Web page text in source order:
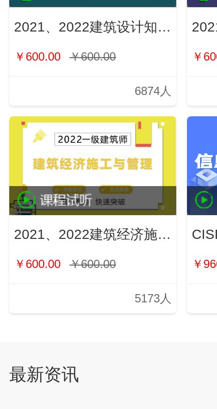
2021、2022建筑设计知识（新）
￥600.00 ￥600.00
6874人
￥
2021、2022建筑经济施工与管理（新）
￥600.00 ￥600.00
5173人
￥
最新资讯